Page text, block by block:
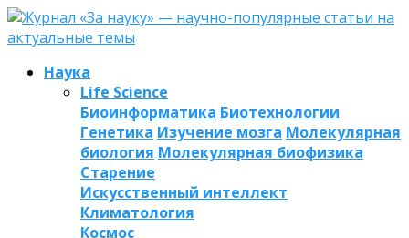
Наука
Life Science
Биоинформатика Биотехнологии
Генетика Изучение мозга Молекулярная
биология Молекулярная биофизика
Старение
Искусственный интеллект
Климатология
Космос